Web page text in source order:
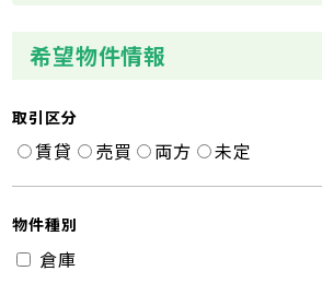
希望物件情報
取引区分
賃貸 売買 両方 未定
物件種別
倉庫